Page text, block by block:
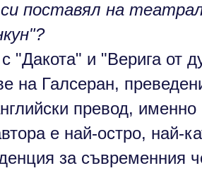
поставял на
"Дакота" и "Верига от
на Галсеран,
превод,
е най-остро, най-
за съвременния